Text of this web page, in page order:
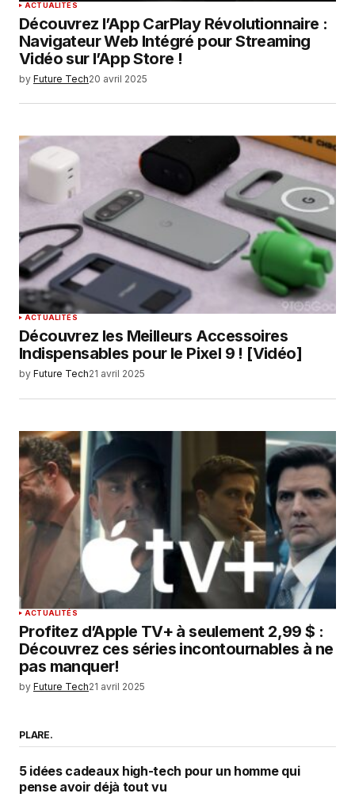
ACTUALITÉS
Découvrez l’App CarPlay Révolutionnaire :
Navigateur Web Intégré pour Streaming
Vidéo sur l’App Store !
by Future Tech20 avril 2025
ACTUALITÉS
Découvrez les Meilleurs Accessoires
Indispensables pour le Pixel 9 ! [Vidéo]
by Future Tech21 avril 2025
ACTUALITÉS
Profitez d’Apple TV+ à seulement 2,99 $ :
Découvrez ces séries incontournables à ne
pas manquer!
by Future Tech21 avril 2025
PLARE.
5 idées cadeaux high-tech pour un homme qui
pense avoir déjà tout vu